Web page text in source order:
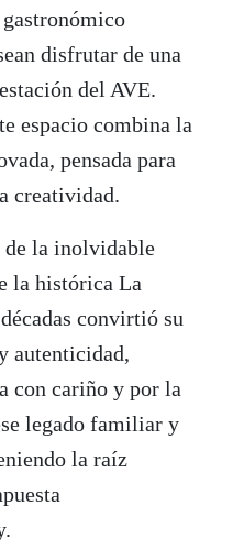
disfrutar de una
del AVE.
espacio combina la
pensada para
creatividad.
de la inolvidable
la histórica La
convirtió su
autenticidad,
con cariño y por la
legado familiar y
la raíz